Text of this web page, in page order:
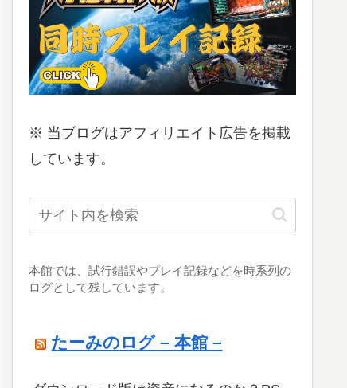
※ 当ブログはアフィリエイト広告を掲載
しています。
本館では、試行錯誤やプレイ記録などを時系列の
ログとして残しています。
たーみのログ – 本館 –